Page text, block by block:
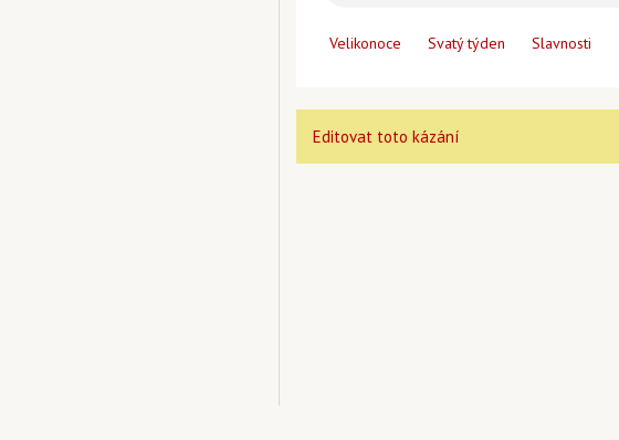
Velikonoce Svatý týden Slavnosti
Editovat toto kázání